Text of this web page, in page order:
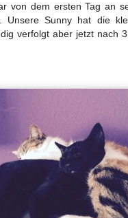
von dem ersten Tag an
Unsere Sunny hat die
verfolgt aber jetzt nach